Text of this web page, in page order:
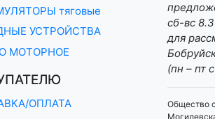
тяговые
УСТРОЙСТВА
МОТОРНОЕ
ОПЛАТА
сб-вс
для
(пн – пт
Общество